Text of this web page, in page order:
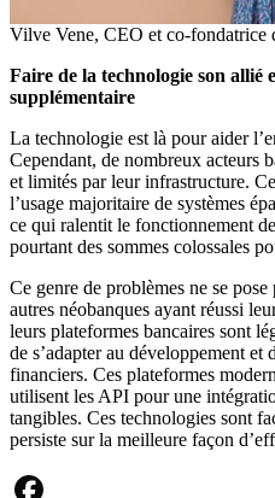
Vilve Vene, CEO et co-fondatrice
Faire de la technologie son allié
supplémentaire
La technologie est là pour aider
Cependant, de nombreux acteurs
et limités par leur infrastructure.
l’usage majoritaire de systèmes
ce qui ralentit le fonctionnement
pourtant des sommes colossales
Ce genre de problèmes ne se
autres néobanques ayant réussi
leurs plateformes bancaires sont
de s’adapter au développement
financiers. Ces plateformes
utilisent les API pour une
tangibles. Ces technologies sont
persiste sur la meilleure façon